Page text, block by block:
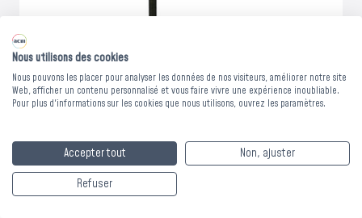
TABLE 4 PIEDS
METALLIQUE CERIO -
80 x 120 x Ht.75 cm
Nous utilisons des cookies
Nous pouvons les placer pour analyser les données de nos visiteurs, améliorer notre site
Web, afficher un contenu personnalisé et vous faire vivre une expérience inoubliable.
Pour plus d'informations sur les cookies que nous utilisons, ouvrez les paramètres.
Accepter tout
Non, ajuster
Refuser